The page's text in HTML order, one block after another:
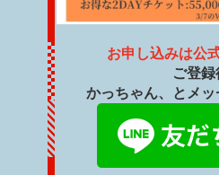
お申し込みは公
ご登録
かっちゃん、とメ